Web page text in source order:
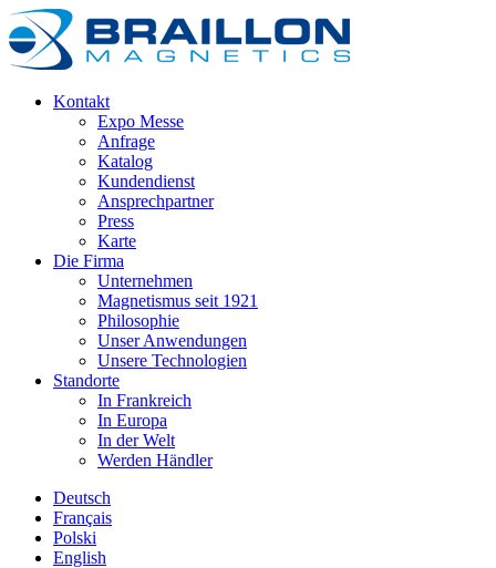
Kontakt
Expo Messe
Anfrage
Katalog
Kundendienst
Ansprechpartner
Press
Karte
Die Firma
Unternehmen
Magnetismus seit 1921
Philosophie
Unser Anwendungen
Unsere Technologien
Standorte
In Frankreich
In Europa
In der Welt
Werden Händler
Deutsch
Français
Polski
English